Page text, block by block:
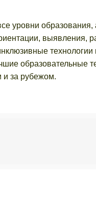
уровни образования,
выявления,
образовательные
и за рубежом.